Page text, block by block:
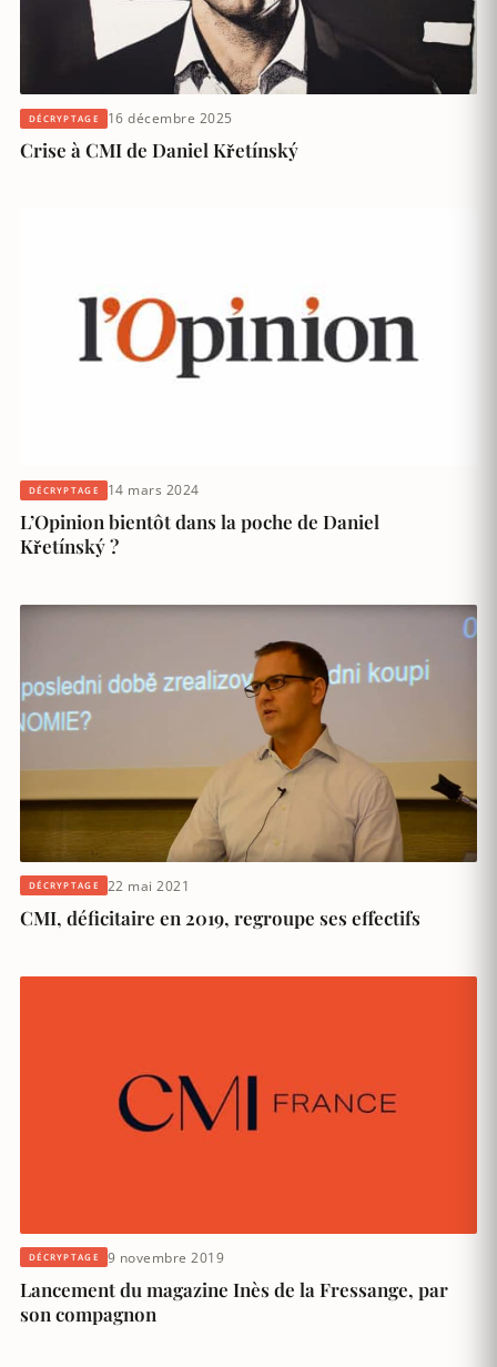
DÉCRYPTAGE 16 décembre 2025
Crise à CMI de Daniel Křetínský
DÉCRYPTAGE 14 mars 2024
L’Opinion bientôt dans la poche de Daniel
Křetínský ?
DÉCRYPTAGE 22 mai 2021
CMI, déficitaire en 2019, regroupe ses effectifs
DÉCRYPTAGE 9 novembre 2019
Lancement du magazine Inès de la Fressange, par
son compagnon